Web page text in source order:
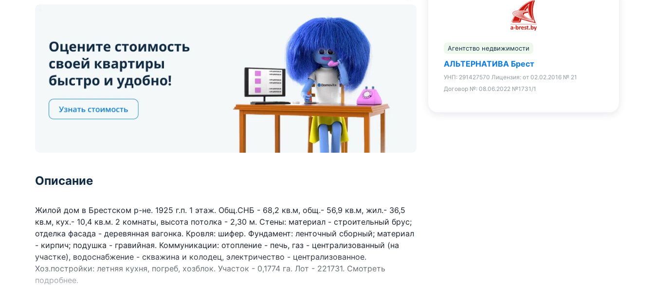
Описание
Жилой дом в Брестском р-не. 1925 г.п. 1 этаж. Общ.СНБ - 68,2 кв.м, общ.- 56,9 кв.м, жил.- 36,5
кв.м, кух.- 10,4 кв.м. 2 комнаты, высота потолка - 2,30 м. Стены: материал - строительный брус;
отделка фасада - деревянная вагонка. Кровля: шифер. Фундамент: ленточный сборный; материал
- кирпич; подушка - гравийная. Коммуникации: отопление - печь, газ - централизованный (на
участке), водоснабжение - скважина и колодец, электричество - централизованное.
Хоз.постройки: летняя кухня, погреб, хозблок. Участок - 0,1774 га. Лот - 221731. Смотреть
подробнее.
Агентство недвижимости
АЛЬТЕРНАТИВА Брест
УНП: 291427570 Лицензия: от 02.02.2016 № 21
Договор №: 08.06.2022 №1731/1